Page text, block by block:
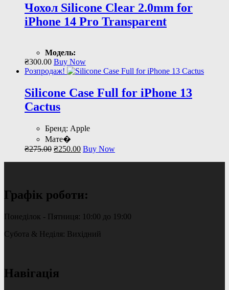
Чохол Silicone Clear 2.0mm for
iPhone 14 Pro Transparent
Модель:
₴300.00 Buy Now
Розпродаж!
Silicone Case Full for iPhone 13
Cactus
Бренд: Apple
Мате�
₴275.00 Оригінальна
₴250.00Поточна
Buy Now
Графік роботи:
Понеділок - Пятниця: 10:00 до 19:00
Субота & Неділя: Вихідний
Навігація